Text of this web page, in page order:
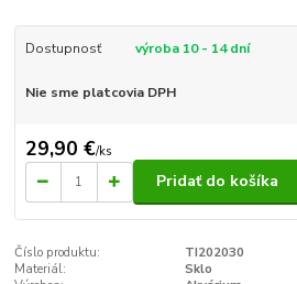
Dostupnosť výroba 10 - 14 dní
Nie sme platcovia DPH
29,90 €/ks
Pridať do košíka
Číslo produktu:
TI202030
Materiál:
Sklo